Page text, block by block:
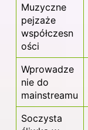
Muzyczne
pejzaże
współczesn
ości
Wprowadze
nie do
mainstreamu
Soczysta